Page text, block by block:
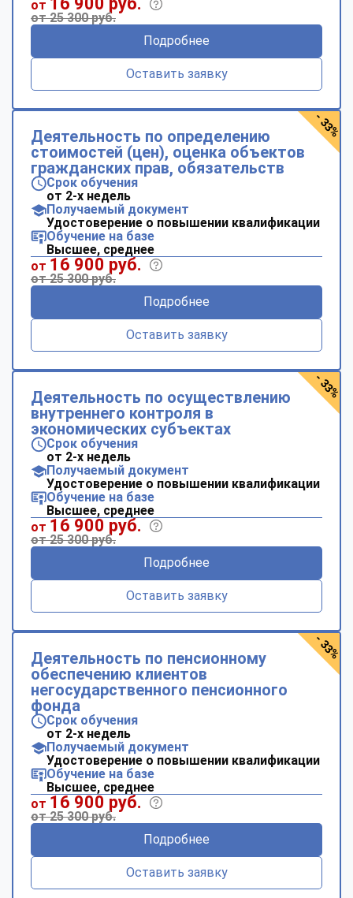
от
от 25 300 руб.
Подробнее
Оставить заявку
Деятельность по определению
стоимостей (цен), оценка объектов
гражданских прав, обязательств
Срок обучения
от 2-х недель
Получаемый документ
Удостоверение о повышении квалификации
Обучение на базе
Высшее, среднее
от 16 900 руб.
от 25 300 руб.
Подробнее
Оставить заявку
- 33%
Деятельность по осуществлению
внутреннего контроля в
экономических субъектах
Срок обучения
от 2-х недель
Получаемый документ
Удостоверение о повышении квалификации
Обучение на базе
Высшее, среднее
от 16 900 руб.
от 25 300 руб.
Подробнее
Оставить заявку
- 33%
Деятельность по пенсионному
обеспечению клиентов
негосударственного пенсионного
фонда
Срок обучения
от 2-х недель
Получаемый документ
Удостоверение о повышении квалификации
Обучение на базе
Высшее, среднее
от 16 900 руб.
от 25 300 руб.
Подробнее
Оставить заявку
- 33%